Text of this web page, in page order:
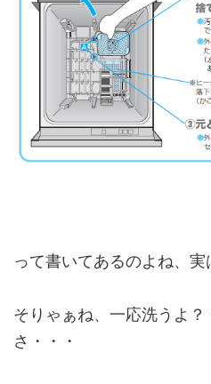
って書いてあるのよね、実
そりゃぁね、一応洗うよ
さ・・・